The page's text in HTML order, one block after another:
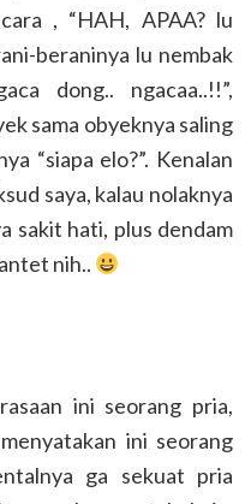
, “HAH, APAA? lu
beraninya lu nembak
dong.. ngacaa..!!”,
sama obyeknya saling
“siapa elo?”. Kenalan
saya, kalau nolaknya
sakit hati, plus dendam
nih..
ini seorang pria,
ini seorang
ga sekuat pria